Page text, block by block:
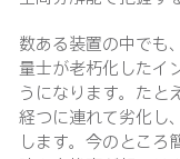
数ある装置の中でも
量士が老朽化したイ
うになります。たと
経つに連れて劣化し
します。今のところ